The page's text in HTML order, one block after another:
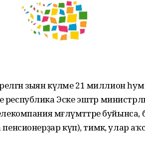
зыян күләме 21 миллион
Эске эштәр
мәғлүмәттәре
күп), тимәк, улар